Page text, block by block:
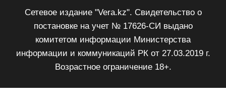
Сетевое издание "Vera.kz". Свидетельство о
постановке на учет № 17626-СИ выдано
комитетом информации Министерства
информации и коммуникаций РК от 27.03.2019 г.
Возрастное ограничение 18+.